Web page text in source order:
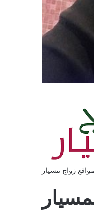
مواقع زواج مسيار